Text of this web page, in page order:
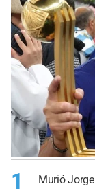
1 Murió